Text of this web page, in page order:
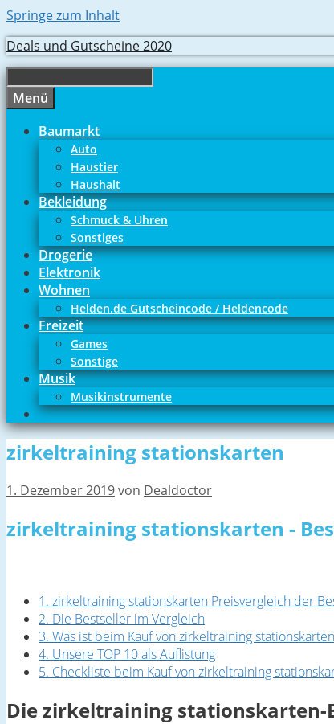
Springe zum Inhalt
Deals und Gutscheine 2020
Menü
Baumarkt
Auto
Haustier
Haushalt
Bekleidung
Schmuck & Uhren
Sonstiges
Drogerie
Elektronik
Wohnen
Helden.de Gutscheincode / Heldencode
Freizeit
Games
Sonstige
Musik
Musikinstrumente
zirkeltraining stationskarten
1. Dezember 2019von Dealdoctor
zirkeltraining stationskarten -
1. zirkeltraining stationskarten Preisvergleich der
2. Die Bestseller im Vergleich
3. Was ist beim Kauf von zirkeltraining
4. Unsere TOP 10 als Auflistung
5. Checkliste beim Kauf von zirkeltraining
Die zirkeltraining stationskarten-